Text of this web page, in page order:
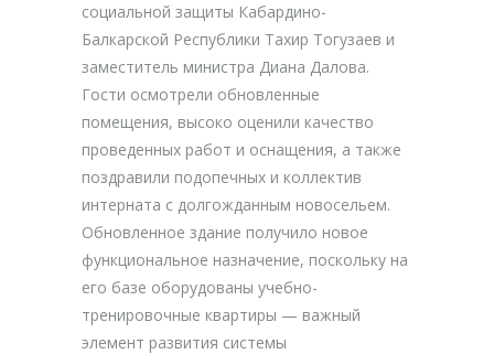
социальной защиты Кабардино-
Балкарской Республики Тахир Тогузаев и
заместитель министра Диана Далова.
Гости осмотрели обновленные
помещения, высоко оценили качество
проведенных работ и оснащения, а также
поздравили подопечных и коллектив
интерната с долгожданным новосельем.
Обновленное здание получило новое
функциональное назначение, поскольку на
его базе оборудованы учебно-
тренировочные квартиры — важный
элемент развития системы